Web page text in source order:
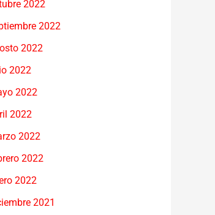
2022
2022
2022
2022
2022
2022
2022
2022
2022
2021